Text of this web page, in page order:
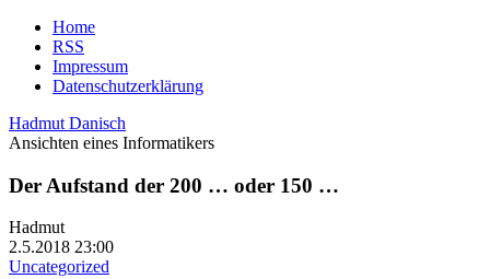
Home
RSS
Impressum
Datenschutzerklärung
Hadmut Danisch
Ansichten eines Informatikers
Der Aufstand der 200 … oder 150 …
Hadmut
2.5.2018 23:00
Uncategorized